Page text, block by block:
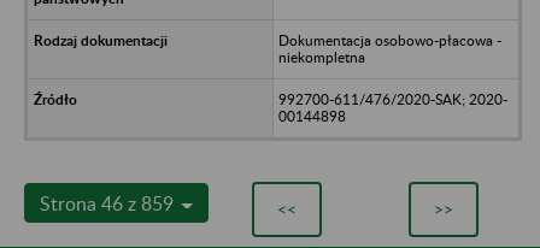
Dokumentacja osobowo-płacowa -
niekompletna
992700-611/476/2020-SAK; 2020-
00144898
Strona 46 z 859 << >>